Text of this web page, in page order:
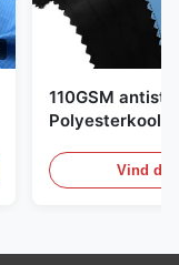
110GSM
Vind de